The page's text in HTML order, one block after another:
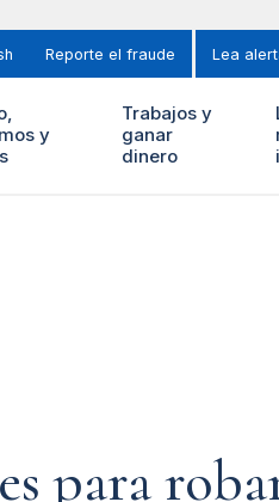
Reporte el fraude Lea
y
Trabajos y
ganar
dinero
para